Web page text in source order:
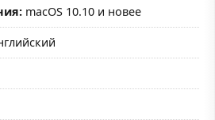
macOS 10.10 и новее